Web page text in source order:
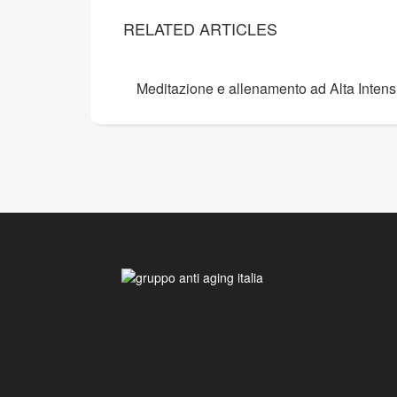
RELATED ARTICLES
Meditazione e allenamento ad Alta